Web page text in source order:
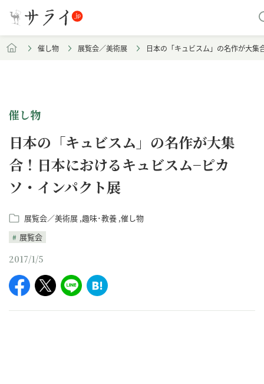
催し物 展覧会／美術展 日本の「キュビスム」の名作が大
催し物
日本の「キュビスム」の名作が大集
合！日本におけるキュビスム−ピカ
ソ・インパクト展
展覧会／美術展 趣味･教養 催し物
展覧会
2017/1/5